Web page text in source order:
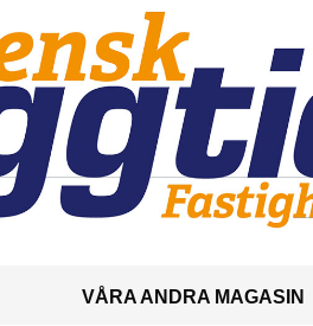
VÅRA ANDRA MAGASIN